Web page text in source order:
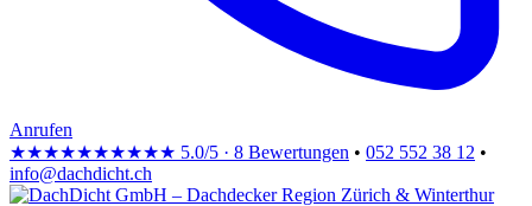
Anrufen
★★★★★★★★★★ 5.0/5 · 8 Bewertungen • 052 552 38 12 •
info@dachdicht.ch